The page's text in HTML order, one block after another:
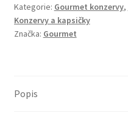
Royal Canin pro kočky
Kategorie: Gourmet konzervy,
Konzervy a kapsičky
Značka: Gourmet
Popis